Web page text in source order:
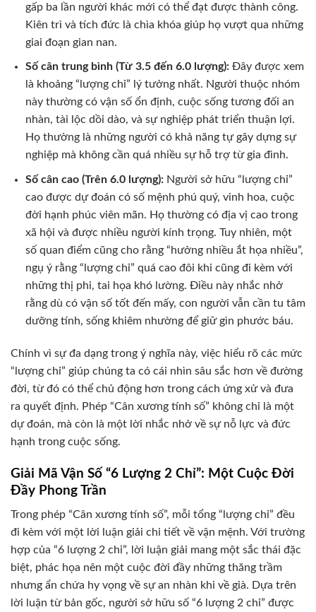
gấp ba lần người khác mới có thể đạt được thành công.
Kiên trì và tích đức là chìa khóa giúp họ vượt qua những
giai đoạn gian nan.
Số cân trung bình (Từ 3.5 đến 6.0 lượng):Đây được xem
là khoảng “lượng chỉ” lý tưởng nhất. Người thuộc nhóm
này thường có vận số ổn định, cuộc sống tương đối an
nhàn, tài lộc dồi dào, và sự nghiệp phát triển thuận lợi.
Họ thường là những người có khả năng tự gây dựng sự
nghiệp mà không cần quá nhiều sự hỗ trợ từ gia đình.
Số cân cao (Trên 6.0 lượng):Người sở hữu “lượng chỉ”
cao được dự đoán có số mệnh phú quý, vinh hoa, cuộc
đời hạnh phúc viên mãn. Họ thường có địa vị cao trong
xã hội và được nhiều người kính trọng. Tuy nhiên, một
số quan điểm cũng cho rằng “hưởng nhiều ắt họa nhiều”,
ngụ ý rằng “lượng chỉ” quá cao đôi khi cũng đi kèm với
những thị phi, tai họa khó lường. Điều này nhắc nhở
rằng dù có vận số tốt đến mấy, con người vẫn cần tu tâm
dưỡng tính, sống khiêm nhường để giữ gìn phước báu.
Chính vì sự đa dạng trong ý nghĩa này, việc hiểu rõ các mức
“lượng chỉ” giúp chúng ta có cái nhìn sâu sắc hơn về đường
đời, từ đó có thể chủ động hơn trong cách ứng xử và đưa
ra quyết định. Phép “Cân xương tính số” không chỉ là một
dự đoán, mà còn là một lời nhắc nhở về sự nỗ lực và đức
hạnh trong cuộc sống.
Giải Mã Vận Số “6 Lượng 2 Chỉ”: Một Cuộc Đời
Đầy Phong Trần
Trong phép “Cân xương tính số”, mỗi tổng “lượng chỉ” đều
đi kèm với một lời luận giải chi tiết về vận mệnh. Với trường
hợp của “6 lượng 2 chỉ”, lời luận giải mang một sắc thái đặc
biệt, phác họa nên một cuộc đời đầy những thăng trầm
nhưng ẩn chứa hy vọng về sự an nhàn khi về già. Dựa trên
lời luận từ bản gốc, người sở hữu số “6 lượng 2 chỉ” được